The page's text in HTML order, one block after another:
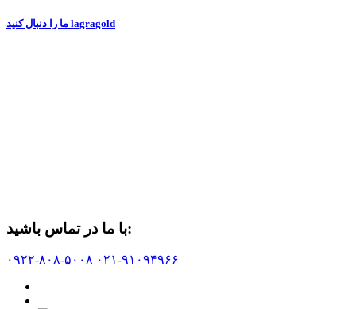
lagragold
با ما در تماس باشید:
۰۹۲۲-۸۰۸-۵۰۰۸ ۰۲۱-۹۱۰۹۴۹۶۶